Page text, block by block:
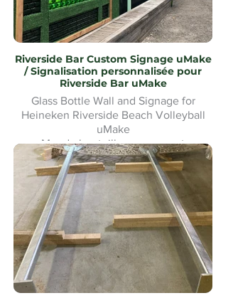
Riverside Bar Custom Signage uMake
/ Signalisation personnalisée pour
Riverside Bar uMake
Glass Bottle Wall and Signage for
Heineken Riverside Beach Volleyball
uMake
Mur de bouteilles en verre et
signalétique pour le Heineken Riverside
Beach Volleyball